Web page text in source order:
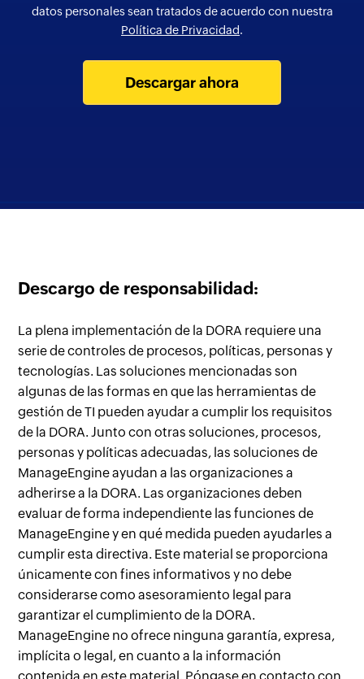
datos personales sean tratados de acuerdo con nuestra
Política de Privacidad.
Descargar ahora
Descargo de responsabilidad:
La plena implementación de la DORA requiere una
serie de controles de procesos, políticas, personas y
tecnologías. Las soluciones mencionadas son
algunas de las formas en que las herramientas de
gestión de TI pueden ayudar a cumplir los requisitos
de la DORA. Junto con otras soluciones, procesos,
personas y políticas adecuadas, las soluciones de
ManageEngine ayudan a las organizaciones a
adherirse a la DORA. Las organizaciones deben
evaluar de forma independiente las funciones de
ManageEngine y en qué medida pueden ayudarles a
cumplir esta directiva. Este material se proporciona
únicamente con fines informativos y no debe
considerarse como asesoramiento legal para
garantizar el cumplimiento de la DORA.
ManageEngine no ofrece ninguna garantía, expresa,
implícita o legal, en cuanto a la información
contenida en este material. Póngase en contacto con